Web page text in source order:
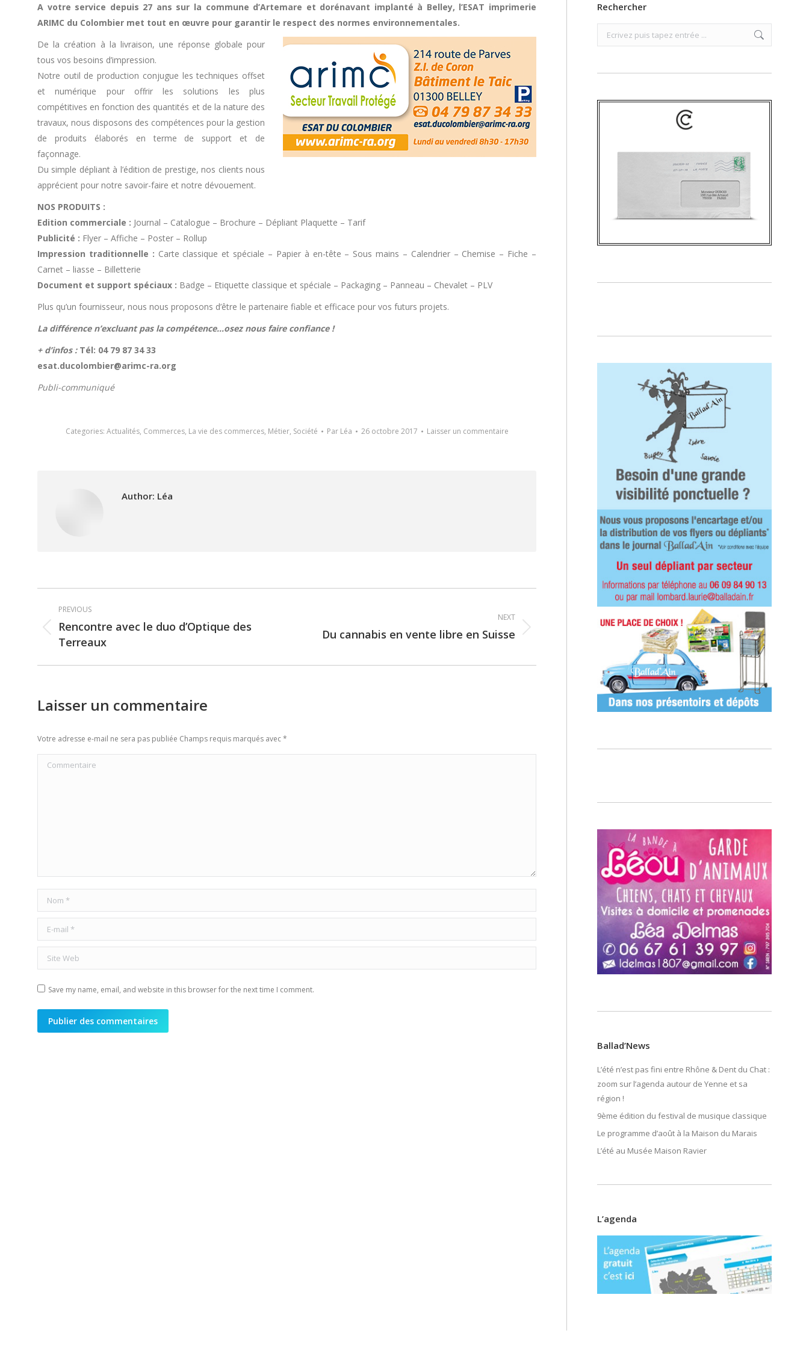
A votre service depuis 27 ans sur la commune d’Artemare et dorénavant implanté à Belley, l’ESAT imprimerie
ARIMC du Colombier met tout en œuvre pour garantir le respect des normes environnementales.
De la création à la livraison, une réponse globale pour
tous vos besoins d’impression.
Notre outil de production conjugue les techniques offset
et numérique pour offrir les solutions les plus
compétitives en fonction des quantités et de la nature des
travaux, nous disposons des compétences pour la gestion
de produits élaborés en terme de support et de
façonnage.
Du simple dépliant à l’édition de prestige, nos clients nous
apprécient pour notre savoir-faire et notre dévouement.
NOS PRODUITS :
Edition commerciale : Journal – Catalogue – Brochure – Dépliant Plaquette – Tarif
Publicité : Flyer – Affiche – Poster – Rollup
Impression traditionnelle : Carte classique et spéciale – Papier à en-tête – Sous mains – Calendrier – Chemise – Fiche –
Carnet – liasse – Billetterie
Document et support spéciaux : Badge – Etiquette classique et spéciale – Packaging – Panneau – Chevalet – PLV
Plus qu’un fournisseur, nous nous proposons d’être le partenaire fiable et efficace pour vos futurs projets.
La différence n’excluant pas la compétence…osez nous faire confiance !
+ d’infos :Tél: 04 79 87 34 33
esat.ducolombier@arimc-ra.org
Publi-communiqué
Categories: Actualités, Commerces, La vie des commerces, Métier, Société Par Léa 26 octobre 2017 Laisser un commentaire
Author: Léa
Post
navigation
PREVIOUS
Previous
post:
Rencontre avec le duo d’Optique des
Terreaux
NEXT
NextDu cannabis en vente libre en Suisse
Laisser un commentaire
Votre adresse e-mail ne sera pas publiée Champs requis marqués avec*
Commentaire
Nom *
E-mail *
Site Web
Save my name, email, and website in this browser for the next time I comment.
Publier des commentaires
Rechercher
Search:
Ballad’News
L’été n’est pas fini entre Rhône & Dent du Chat :
zoom sur l’agenda autour de Yenne et sa
région !
9ème édition du festival de musique classique
Le programme d’août à la Maison du Marais
L’été au Musée Maison Ravier
L’agenda